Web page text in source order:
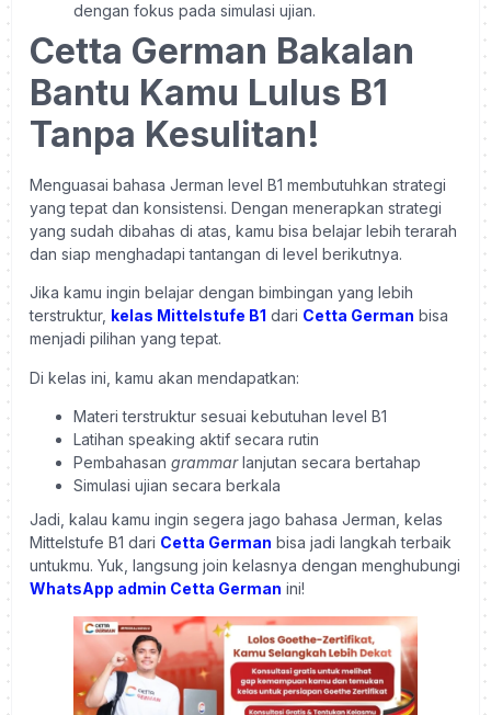
dengan fokus pada simulasi ujian.
Cetta German Bakalan
Bantu Kamu Lulus B1
Tanpa Kesulitan!
Menguasai bahasa Jerman level B1 membutuhkan strategi
yang tepat dan konsistensi. Dengan menerapkan strategi
yang sudah dibahas di atas, kamu bisa belajar lebih terarah
dan siap menghadapi tantangan di level berikutnya.
Jika kamu ingin belajar dengan bimbingan yang lebih
terstruktur, kelas Mittelstufe B1 dari Cetta German bisa
menjadi pilihan yang tepat.
Di kelas ini, kamu akan mendapatkan:
Materi terstruktur sesuai kebutuhan level B1
Latihan speaking aktif secara rutin
Pembahasan grammarlanjutan secara bertahap
Simulasi ujian secara berkala
Jadi, kalau kamu ingin segera jago bahasa Jerman, kelas
Mittelstufe B1 dari Cetta German bisa jadi langkah terbaik
untukmu. Yuk, langsung join kelasnya dengan menghubungi
WhatsApp admin Cetta German ini!